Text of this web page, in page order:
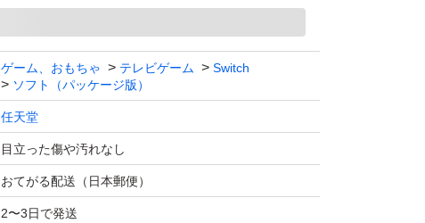
ゲーム、おもちゃ テレビゲーム
Switch
ソフト（パッケージ版）
任天堂
目立った傷や汚れなし
おてがる配送（日本郵便）
2〜3日で発送